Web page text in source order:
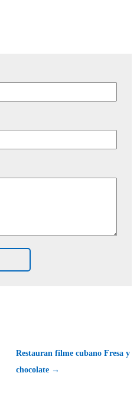
Restauran filme cubano Fresa y
chocolate →